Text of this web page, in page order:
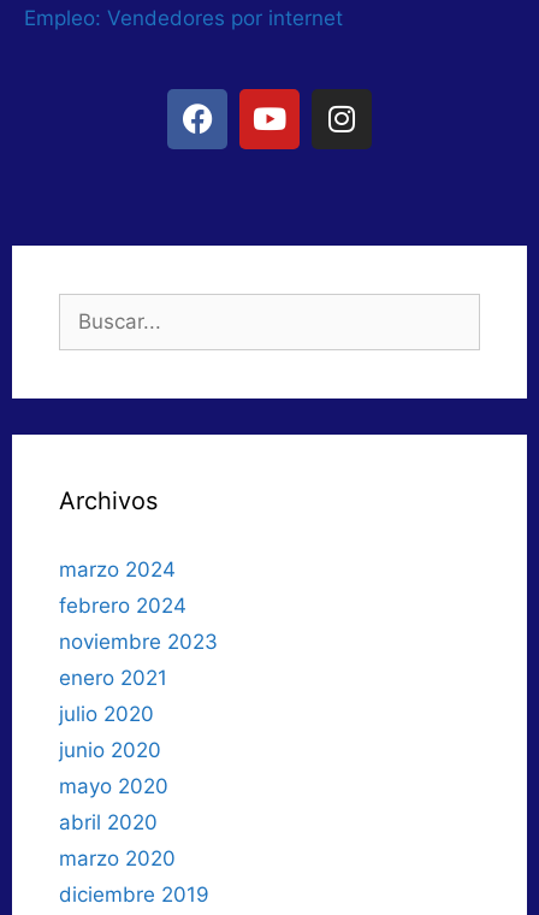
Empleo: Vendedores por internet
Archivos
marzo 2024
febrero 2024
noviembre 2023
enero 2021
julio 2020
junio 2020
mayo 2020
abril 2020
marzo 2020
diciembre 2019